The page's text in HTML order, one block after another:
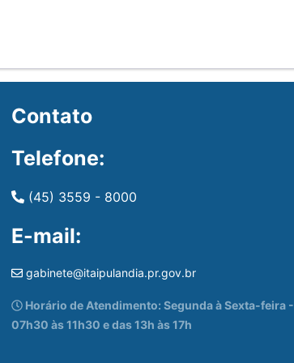
Contato
Telefone:
(45) 3559 - 8000
E-mail:
gabinete@itaipulandia.pr.gov.br
Horário de Atendimento: Segunda à Sexta-feira -
07h30 às 11h30 e das 13h às 17h